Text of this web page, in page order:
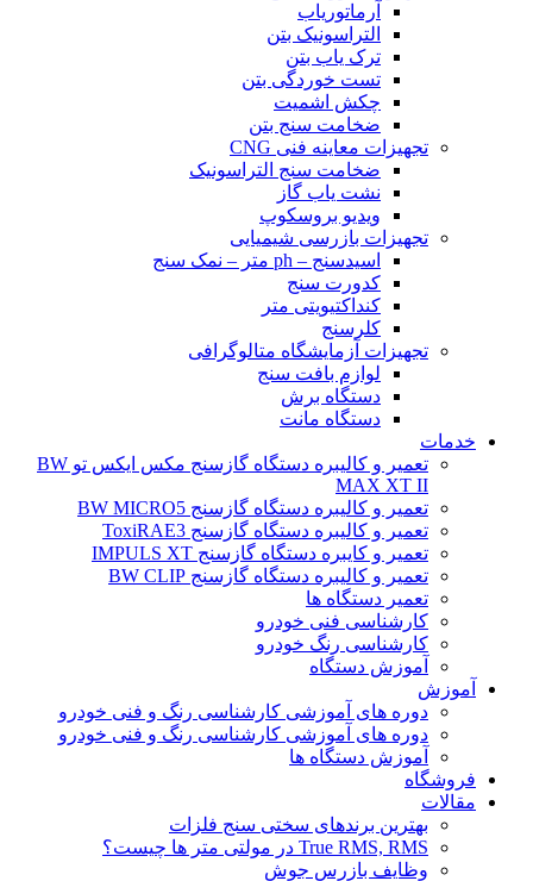
آرماتوریاب
التراسونیک بتن
ترک یاب بتن
تست خوردگی بتن
چکش اشمیت
ضخامت سنج بتن
تجهیزات معاینه فنی CNG
ضخامت سنج التراسونیک
نشت یاب گاز
ویدیو بروسکوپ
تجهیزات بازرسی شیمیایی
اسیدسنج – ph متر – نمک سنج
کدورت سنج
کنداکتیویتی متر
کلرسنج
تجهیزات آزمایشگاه متالوگرافی
لوازم بافت سنج
دستگاه برش
دستگاه مانت
خدمات
تعمیر و کالیبره دستگاه گازسنج مکس ایکس تو BW
MAX XT II
تعمیر و کالیبره دستگاه گازسنج BW MICRO5
تعمیر و کالیبره دستگاه گازسنج ToxiRAE3
تعمیر و کایبره دستگاه گازسنج IMPULS XT
تعمیر و کالیبره دستگاه گازسنج BW CLIP
تعمیر دستگاه ها
کارشناسی فنی خودرو
کارشناسی رنگ خودرو
آموزش دستگاه
آموزش
دوره های آموزشی کارشناسی رنگ و فنی خودرو
دوره های آموزشی کارشناسی رنگ و فنی خودرو
آموزش دستگاه ها
فروشگاه
مقالات
بهترین برندهای سختی سنج فلزات
True RMS, RMS در مولتی متر ها چیست؟
وظایف بازرس جوش